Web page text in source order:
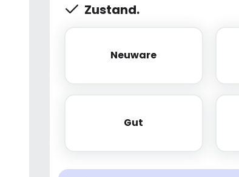
Zustand.
Neuware
Neuware
Gut
Gut